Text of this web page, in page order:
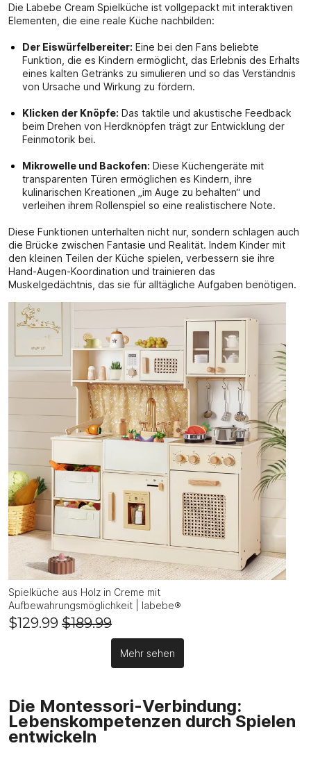
Die Labebe Cream Spielküche ist vollgepackt mit interaktiven
Elementen, die eine reale Küche nachbilden:
Der Eiswürfelbereiter: Eine bei den Fans beliebte
Funktion, die es Kindern ermöglicht, das Erlebnis des Erhalts
eines kalten Getränks zu simulieren und so das Verständnis
von Ursache und Wirkung zu fördern.
Klicken der Knöpfe: Das taktile und akustische Feedback
beim Drehen von Herdknöpfen trägt zur Entwicklung der
Feinmotorik bei.
Mikrowelle und Backofen: Diese Küchengeräte mit
transparenten Türen ermöglichen es Kindern, ihre
kulinarischen Kreationen „im Auge zu behalten“ und
verleihen ihrem Rollenspiel so eine realistischere Note.
Diese Funktionen unterhalten nicht nur, sondern schlagen auch
die Brücke zwischen Fantasie und Realität. Indem Kinder mit
den kleinen Teilen der Küche spielen, verbessern sie ihre
Hand-Augen-Koordination und trainieren das
Muskelgedächtnis, das sie für alltägliche Aufgaben benötigen.
Spielküche aus Holz in Creme mit
Aufbewahrungsmöglichkeit | labebe®
$129.99 $189.99
Mehr sehen
Die Montessori-Verbindung:
Lebenskompetenzen durch Spielen
entwickeln